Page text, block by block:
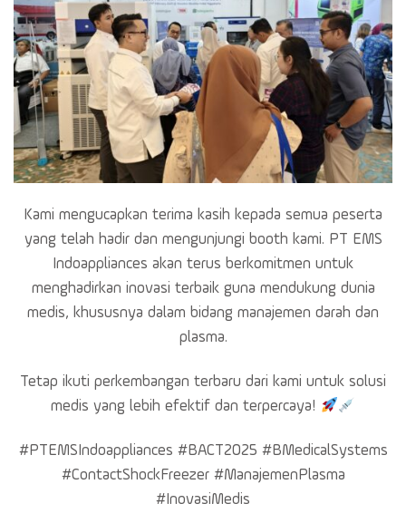
Kami mengucapkan terima kasih kepada semua peserta
yang telah hadir dan mengunjungi booth kami. PT EMS
Indoappliances akan terus berkomitmen untuk
menghadirkan inovasi terbaik guna mendukung dunia
medis, khususnya dalam bidang manajemen darah dan
plasma.
Tetap ikuti perkembangan terbaru dari kami untuk solusi
medis yang lebih efektif dan terpercaya!
#PTEMSIndoappliances #BACT2025 #BMedicalSystems
#ContactShockFreezer #ManajemenPlasma
#InovasiMedis